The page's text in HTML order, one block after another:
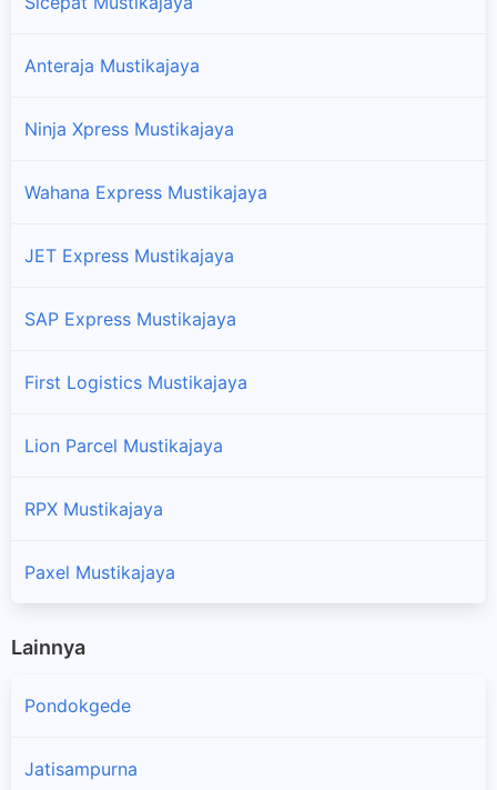
Anteraja Mustikajaya
Ninja Xpress Mustikajaya
Wahana Express Mustikajaya
JET Express Mustikajaya
SAP Express Mustikajaya
First Logistics Mustikajaya
Lion Parcel Mustikajaya
RPX Mustikajaya
Paxel Mustikajaya
Lainnya
Pondokgede
Jatisampurna